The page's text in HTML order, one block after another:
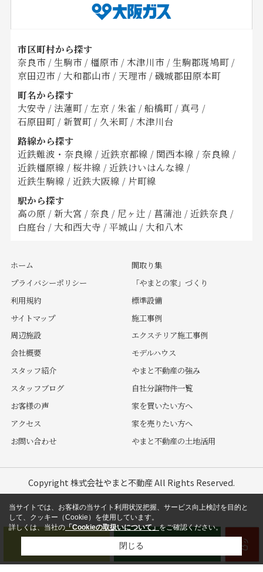
市区町村から探す
奈良市 / 生駒市 / 橿原市 / 木津川市 / 生駒郡斑鳩町 /
京田辺市 / 大和郡山市 / 天理市 / 磯城郡田原本町
町名から探す
大安寺 / 法蓮町 / 左京 / 朱雀 / 船橋町 / 真弓 /
石原田町 / 新賀町 / 久米町 / 木津川台
路線から探す
近鉄難波・奈良線 / 近鉄京都線 / 関西本線 / 奈良線 /
近鉄橿原線 / 桜井線 / 近鉄けいはんな線 /
近鉄生駒線 / 近鉄大阪線 / 片町線
駅から探す
高の原 / 新大宮 / 奈良 / 尼ヶ辻 / 菖蒲池 / 近鉄奈良 /
白庭台 / 大和西大寺 / 平城山 / 大和八木
ホーム
プライバシーポリシー
利用規約
サイトマップ
周辺施設
会社概要
スタッフ紹介
スタッフブログ
お客様の声
アクセス
お問い合わせ
間取り集
「やまとの家」づくり
標準設備
施工事例
エクステリア施工事例
モデルハウス
やまと不動産の強み
自社分譲物件一覧
家を買いたい方へ
家を売りたい方へ
やまと不動産の土地活用
Copyright 株式会社やまと不動産 All Rights Reserved.
当サイトでは、お客様の当サイト利用状況把握、サービス向上検討を目的と
して、クッキー（Cookie）を使用しています。
詳しくは、当社の「Cookieの取扱いについて」をご確認ください。
閉じる